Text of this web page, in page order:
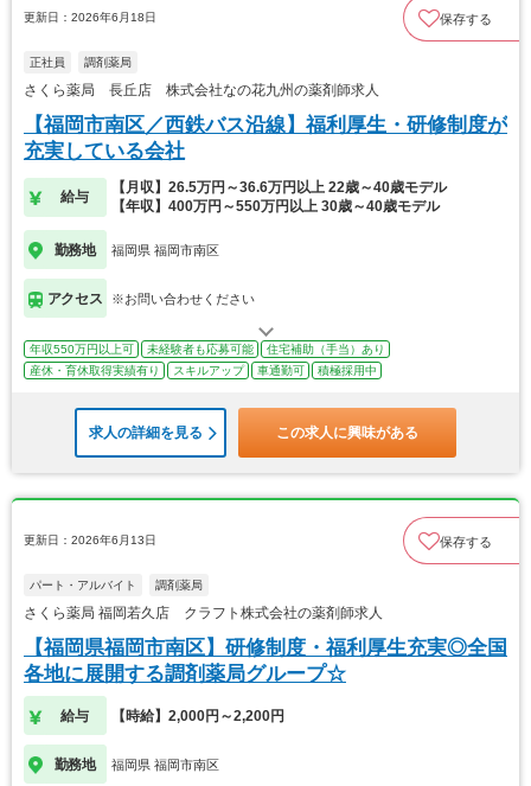
更新日：2026年6月18日 保存する
正社員 調剤薬局
さくら薬局 長丘店 株式会社なの花九州の薬剤師求人
【福岡市南区／西鉄バス沿線】福利厚生・研修制度が
充実している会社
給与
【月収】26.5万円～36.6万円以上 22歳～40歳モデル
【年収】400万円～550万円以上 30歳～40歳モデル
勤務地 福岡県 福岡市南区
アクセス ※お問い合わせください
年収550万円以上可 未経験者も応募可能
住宅補助（手当）あり
産休・育休取得実績有り
スキルアップ 車通勤可 積極採用中
求人の詳細を見る この求人に興味がある
更新日：2026年6月13日 保存する
パート・アルバイト 調剤薬局
さくら薬局 福岡若久店 クラフト株式会社の薬剤師求人
【福岡県福岡市南区】研修制度・福利厚生充実◎全国
各地に展開する調剤薬局グループ☆
給与 【時給】2,000円～2,200円
勤務地 福岡県 福岡市南区